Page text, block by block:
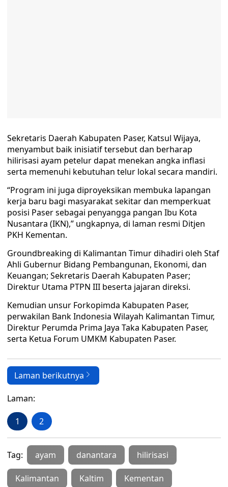
Sekretaris Daerah Kabupaten Paser, Katsul Wijaya,
menyambut baik inisiatif tersebut dan berharap
hilirisasi ayam petelur dapat menekan angka inflasi
serta memenuhi kebutuhan telur lokal secara mandiri.
“Program ini juga diproyeksikan membuka lapangan
kerja baru bagi masyarakat sekitar dan memperkuat
posisi Paser sebagai penyangga pangan Ibu Kota
Nusantara (IKN),” ungkapnya, di laman resmi Ditjen
PKH Kementan.
Groundbreaking di Kalimantan Timur dihadiri oleh Staf
Ahli Gubernur Bidang Pembangunan, Ekonomi, dan
Keuangan; Sekretaris Daerah Kabupaten Paser;
Direktur Utama PTPN III beserta jajaran direksi.
Kemudian unsur Forkopimda Kabupaten Paser,
perwakilan Bank Indonesia Wilayah Kalimantan Timur,
Direktur Perumda Prima Jaya Taka Kabupaten Paser,
serta Ketua Forum UMKM Kabupaten Paser.
Laman berikutnya
Laman:
1 2
Tag: ayam danantara hilirisasi
Kalimantan Kaltim Kementan